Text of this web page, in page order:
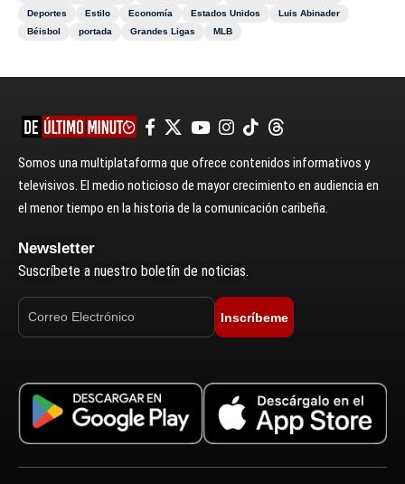
Deportes
Estilo Economía Estados Unidos
Luis Abinader
Béisbol
portada Grandes Ligas MLB
Somos una multiplataforma que ofrece contenidos informativos y
televisivos. El medio noticioso de mayor crecimiento en audiencia en
el menor tiempo en la historia de la comunicación caribeña.
Newsletter
Suscríbete a nuestro boletín de noticias.
Inscríbeme